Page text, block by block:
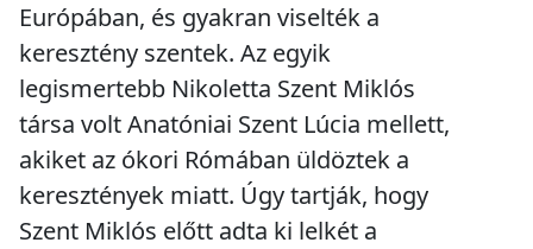
Európában, és gyakran viselték a
keresztény szentek. Az egyik
legismertebb Nikoletta Szent Miklós
társa volt Anatóniai Szent Lúcia mellett,
akiket az ókori Rómában üldöztek a
keresztények miatt. Úgy tartják, hogy
Szent Miklós előtt adta ki lelkét a